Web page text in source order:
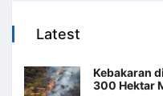
Latest
Kebakaran
300 Hektar